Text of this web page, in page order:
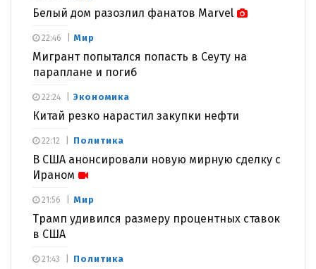
Белый дом разозлил фанатов Marvel
Мир
Мигрант попытался попасть в Сеуту на
параплане и погиб
22:46
Экономика
Китай резко нарастил закупки нефти
22:24
Политика
В США анонсировали новую мирную сделку с
Ираном
22:12
Мир
Трамп удивился размеру процентных ставок
в США
21:56
Политика
21:43